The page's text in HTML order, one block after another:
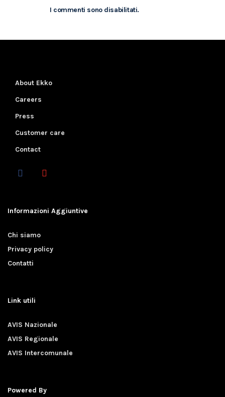
I commenti sono disabilitati.
About Ekko
Careers
Press
Customer care
Contact
Informazioni Aggiuntive
Chi siamo
Privacy policy
Contatti
Link utili
AVIS Nazionale
AVIS Regionale
AVIS Intercomunale
Powered By